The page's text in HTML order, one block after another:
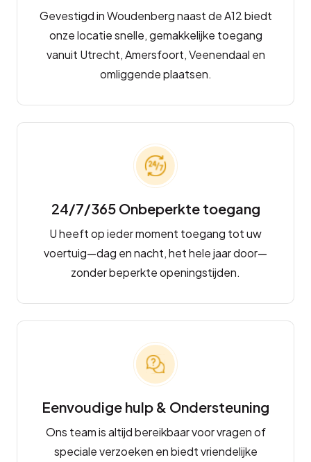
Gevestigd in Woudenberg naast de A12 biedt
onze locatie snelle, gemakkelijke toegang
vanuit Utrecht, Amersfoort, Veenendaal en
omliggende plaatsen.
24/7/365 Onbeperkte toegang
U heeft op ieder moment toegang tot uw
voertuig—dag en nacht, het hele jaar door—
zonder beperkte openingstijden.
Eenvoudige hulp & Ondersteuning
Ons team is altijd bereikbaar voor vragen of
speciale verzoeken en biedt vriendelijke